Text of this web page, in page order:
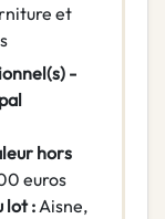
et
-
hors
euros
lot :Aisne,